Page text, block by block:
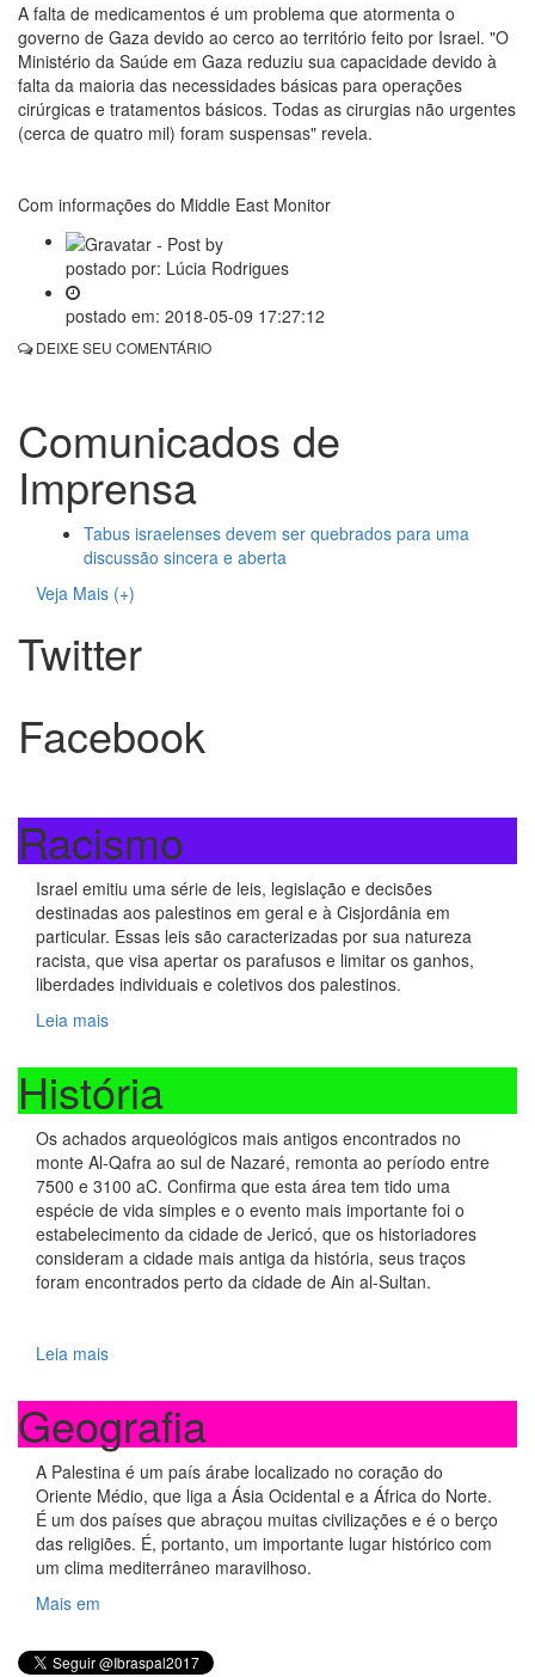
A falta de medicamentos é um problema que atormenta o
governo de Gaza devido ao cerco ao território feito por Israel. "O
Ministério da Saúde em Gaza reduziu sua capacidade devido à
falta da maioria das necessidades básicas para operações
cirúrgicas e tratamentos básicos. Todas as cirurgias não urgentes
(cerca de quatro mil) foram suspensas" revela.
Com informações do Middle East Monitor
postado por: Lúcia Rodrigues
postado em: 2018-05-09 17:27:12
DEIXE SEU COMENTÁRIO
Comunicados de
Imprensa
Tabus israelenses devem ser quebrados para uma
discussão sincera e aberta
Veja Mais (+)
Twitter
Facebook
Racismo
Israel emitiu uma série de leis, legislação e decisões
destinadas aos palestinos em geral e à Cisjordânia em
particular. Essas leis são caracterizadas por sua natureza
racista, que visa apertar os parafusos e limitar os ganhos,
liberdades individuais e coletivos dos palestinos.
Leia mais
História
Os achados arqueológicos mais antigos encontrados no
monte Al-Qafra ao sul de Nazaré, remonta ao período entre
7500 e 3100 aC. Confirma que esta área tem tido uma
espécie de vida simples e o evento mais importante foi o
estabelecimento da cidade de Jericó, que os historiadores
consideram a cidade mais antiga da história, seus traços
foram encontrados perto da cidade de Ain al-Sultan.
Leia mais
Geografia
A Palestina é um país árabe localizado no coração do
Oriente Médio, que liga a Ásia Ocidental e a África do Norte.
É um dos países que abraçou muitas civilizações e é o berço
das religiões. É, portanto, um importante lugar histórico com
um clima mediterrâneo maravilhoso.
Mais em